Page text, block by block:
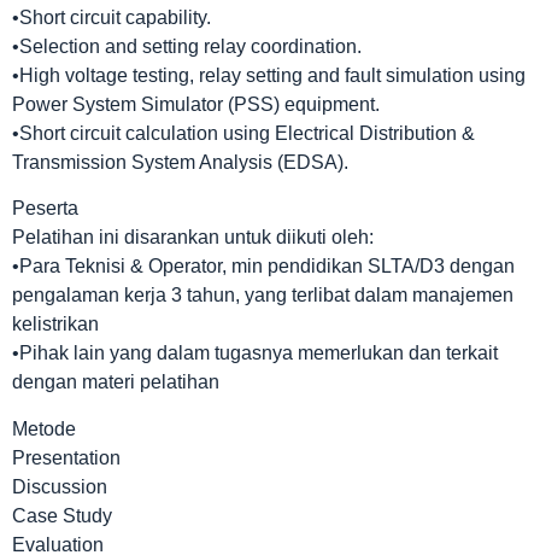
•Short circuit capability.
•Selection and setting relay coordination.
•High voltage testing, relay setting and fault simulation using
Power System Simulator (PSS) equipment.
•Short circuit calculation using Electrical Distribution &
Transmission System Analysis (EDSA).
Peserta
Pelatihan ini disarankan untuk diikuti oleh:
•Para Teknisi & Operator, min pendidikan SLTA/D3 dengan
pengalaman kerja 3 tahun, yang terlibat dalam manajemen
kelistrikan
•Pihak lain yang dalam tugasnya memerlukan dan terkait
dengan materi pelatihan
Metode
Presentation
Discussion
Case Study
Evaluation